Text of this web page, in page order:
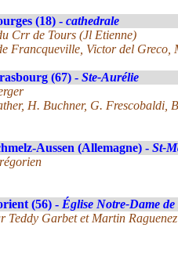
(18) - cathedrale
Crr de Tours (Jl Etienne)
Francqueville, Victor del Greco,
(67) - Ste-Aurélie
H. Buchner, G. Frescobaldi,
Aussen (Allemagne) - St-
(56) - Église Notre-Dame
Teddy Garbet et Martin Raguenez